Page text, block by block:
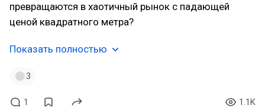
превращаются в хаотичный рынок с падающей
ценой квадратного метра?
Показать полностью
3
1 1.1K